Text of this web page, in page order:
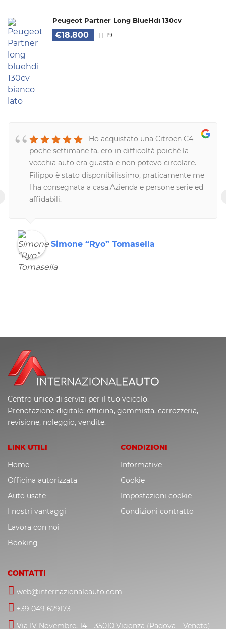
Peugeot Partner Long BlueHdi 130cv
€18.800 19
Ho acquistato una Citroen C4
poche settimane fa, ero in difficoltà poiché la
vecchia auto era guasta e non potevo circolare.
Filippo è stato disponibilissimo, praticamente me
l'ha consegnata a casa.Azienda e persone serie ed
affidabili.
Simone “Ryo” Tomasella
Centro unico di servizi per il tuo veicolo.
Prenotazione digitale: officina, gommista, carrozzeria,
revisione, noleggio, vendite.
LINK UTILI
Home
Officina autorizzata
Auto usate
I nostri vantaggi
Lavora con noi
Booking
CONDIZIONI
Informative
Cookie
Impostazioni cookie
Condizioni contratto
CONTATTI
web@internazionaleauto.com
+39 049 629173
Via IV Novembre, 14 – 35010 Vigonza (Padova – Veneto)